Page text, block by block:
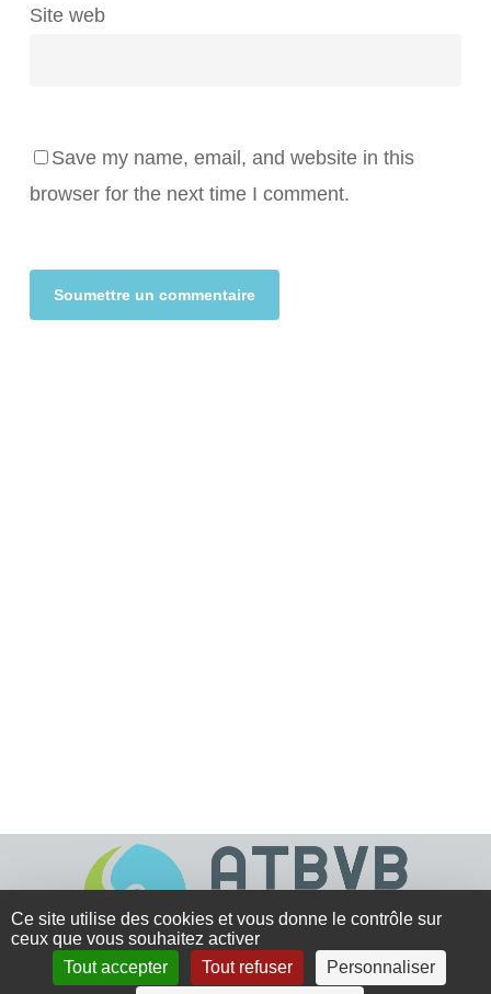
Site web
Save my name, email, and website in this
browser for the next time I comment.
Ce site utilise des cookies et vous donne le contrôle sur
ceux que vous souhaitez activer
Tout accepter
Tout refuser Personnaliser